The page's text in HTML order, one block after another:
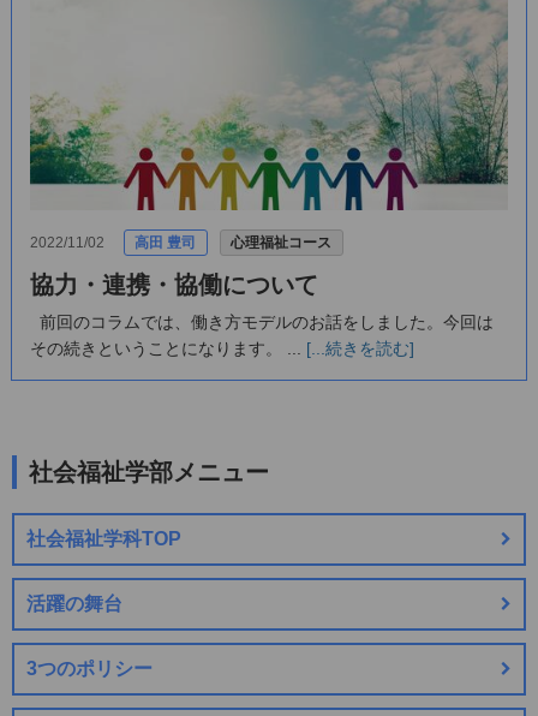
2022/11/02 高田 豊司 心理福祉コース
協力・連携・協働について
前回のコラムでは、働き方モデルのお話をしました。今回は
その続きということになります。 ... [...続きを読む]
社会福祉学部メニュー
社会福祉学科TOP
活躍の舞台
3つのポリシー